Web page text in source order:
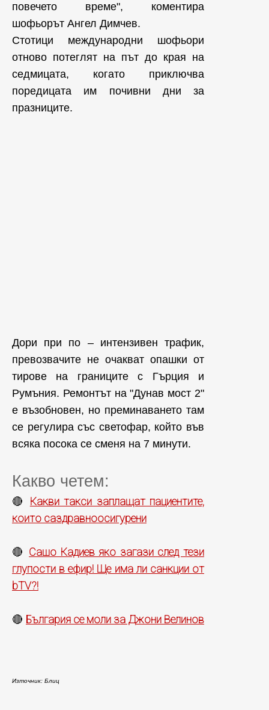
повечето време", коментира
шофьорът Ангел Димчев.
Стотици международни шофьори
отново потеглят на път до края на
седмицата, когато приключва
поредицата им почивни дни за
празниците.
Дори при по – интензивен трафик,
превозвачите не очакват опашки от
тирове на границите с Гърция и
Румъния. Ремонтът на "Дунав мост 2"
е възобновен, но преминаването там
се регулира със светофар, който във
всяка посока се сменя на 7 минути.
Какво четем:
🔴 Какви такси заплащат пациентите,
които саздравноосигурени
🔴 Сашо Кадиев яко загази след тези
глупости в ефир! Ще има ли санкции от
bTV?!
🔴 България се моли за Джони Велинов
Източник: Блиц